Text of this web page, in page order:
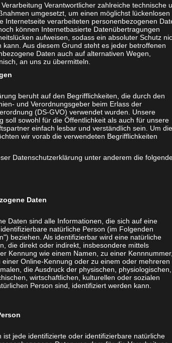
Spaziergang. Ganz in der Nähe werden
ist nicht einmal ein „Bio“-Betrieb, sondern
Rinder, daß auch diese Tiere für die
und Leiden meines geliebten Freundes, für
gesunde Tiere, die mitten im Leben
sie, reden mit ihnen. Ich denke mir: Was
Vegetarier?“ Ich lasse es aber. Eine
Es gibt bei uns doch jede Menge
wenigstens einem Teil dieser
Schweine andererseits einander sehr,
Tiere vollkommen irrational und ungerecht
die ihre Tiere hegen und pflegen, dazu
so wäre das ein Riesenschritt in die
und Verhaltensänderungen in sich
klar wird, daß sie mit ihrer Lebensweise dafür
sind, schrecklich leiden und sinnlos sterben!
Schmerzen frei bleiben“. Dieser Wunsch ist
Beweis dafür, daß ein Leben mit WENIG
Unabhängig davon, ob sie zufällig bei
Verantwortlicher zahlreiche technische
umgesetzt, um einen möglichst lückenlosen
Internetseite verarbeiteten personenbezogenen
können Internetbasierte Datenübertragungen
aufweisen, sodass ein absoluter Schutz
kann. Aus diesem Grund steht es jeder betroffenen
Daten auch auf alternativen Wegen,
an uns zu übermitteln.
beruht auf den Begrifflichkeiten, die durch den
und Verordnungsgeber beim Erlass der
(DS-GVO) verwendet wurden. Unsere
soll sowohl für die Öffentlichkeit als auch für unsere
einfach lesbar und verständlich sein. Um
wir vorab die verwendeten Begrifflichkeiten
Datenschutzerklärung unter anderem die
Daten
Daten sind alle Informationen, die sich auf eine
natürliche Person (im Folgenden
beziehen. Als identifizierbar wird eine natürliche
die direkt oder indirekt, insbesondere mittels
Kennung wie einem Namen, zu einer
Online-Kennung oder zu einem oder mehreren
die Ausdruck der physischen, physiologischen,
wirtschaftlichen, kulturellen oder sozialen
Person sind, identifiziert werden kann.
ist jede identifizierte oder identifizierbare natürliche